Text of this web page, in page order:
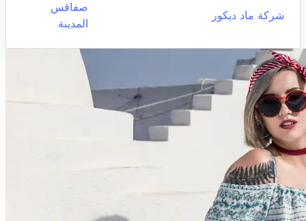
شركة ماد ديكور
صفاقس
المدينة